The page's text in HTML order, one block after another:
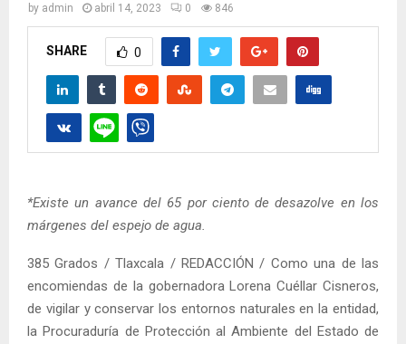
by admin abril 14, 2023 0 846
SHARE 0
*Existe un avance del 65 por ciento de desazolve en los
márgenes del espejo de agua.
385 Grados / Tlaxcala / REDACCIÓN / Como una de las
encomiendas de la gobernadora Lorena Cuéllar Cisneros,
de vigilar y conservar los entornos naturales en la entidad,
la Procuraduría de Protección al Ambiente del Estado de